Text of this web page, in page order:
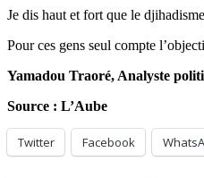
Je dis haut et fort que le
Pour ces gens seul compte
Yamadou Traoré, Analyste
Source : L’Aube
Twitter Facebook